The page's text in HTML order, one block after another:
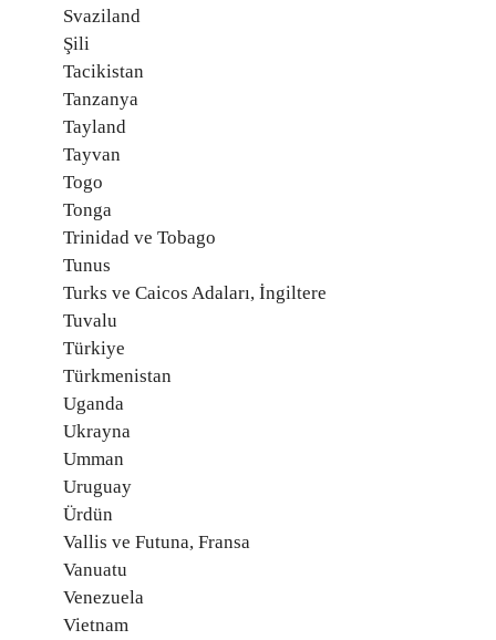
Svaziland
Şili
Tacikistan
Tanzanya
Tayland
Tayvan
Togo
Tonga
Trinidad ve Tobago
Tunus
Turks ve Caicos Adaları, İngiltere
Tuvalu
Türkiye
Türkmenistan
Uganda
Ukrayna
Umman
Uruguay
Ürdün
Vallis ve Futuna, Fransa
Vanuatu
Venezuela
Vietnam